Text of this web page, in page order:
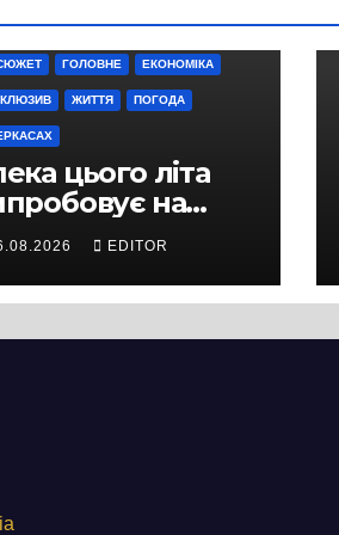
ГОЛОВНЕ ЕКОНОМІКА
ЖИТТЯ ПОГОДА
цього літа
на
не лише
а й дороги
EDITOR